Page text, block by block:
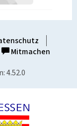
Mitmachen
4.52.0